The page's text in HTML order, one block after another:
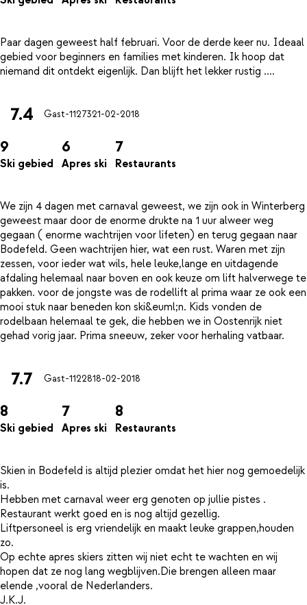
Paar dagen geweest half februari. Voor de derde keer nu. Ideaal
gebied voor beginners en families met kinderen. Ik hoop dat
7.4 Gast-1127321-02-2018
9
Ski gebied
6
Apres ski
7
Restaurants
We zijn 4 dagen met carnaval geweest, we zijn ook in Winterberg
geweest maar door de enorme drukte na 1 uur alweer weg
gegaan ( enorme wachtrijen voor lifeten) en terug gegaan naar
Bodefeld. Geen wachtrijen hier, wat een rust. Waren met zijn
zessen, voor ieder wat wils, hele leuke,lange en uitdagende
afdaling helemaal naar boven en ook keuze om lift halverwege te
pakken. voor de jongste was de rodellift al prima waar ze ook een
mooi stuk naar beneden kon ski&euml;n. Kids vonden de
rodelbaan helemaal te gek, die hebben we in Oostenrijk niet
7.7 Gast-1122818-02-2018
8
Ski gebied
7
Apres ski
8
Restaurants
Skien in Bodefeld is altijd plezier omdat het hier nog gemoedelijk
is.
Hebben met carnaval weer erg genoten op jullie pistes .
Restaurant werkt goed en is nog altijd gezellig.
Liftpersoneel is erg vriendelijk en maakt leuke grappen,houden
zo.
Op echte apres skiers zitten wij niet echt te wachten en wij
hopen dat ze nog lang wegblijven.Die brengen alleen maar
elende ,vooral de Nederlanders.